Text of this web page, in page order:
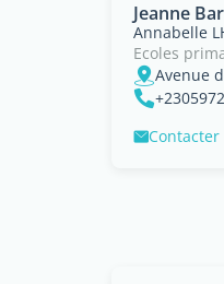
Jeanne
Annabelle
Ecoles
Avenue
Contacter